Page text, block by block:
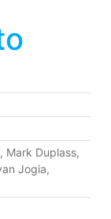
Mark Duplass,
Jogia,